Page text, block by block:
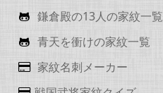
鎌倉殿の13人の家紋一覧
青天を衝けの家紋一覧
家紋名刺メーカー